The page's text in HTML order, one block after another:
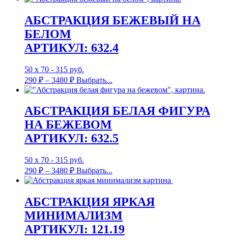
АБСТРАКЦИЯ БЕЖЕВЫЙ НА
БЕЛОМ
АРТИКУЛ: 632.4
50 х 70 - 315 руб.
290 ₽ – 3480 ₽ Выбрать...
АБСТРАКЦИЯ БЕЛАЯ ФИГУРА
НА БЕЖЕВОМ
АРТИКУЛ: 632.5
50 х 70 - 315 руб.
290 ₽ – 3480 ₽ Выбрать...
АБСТРАКЦИЯ ЯРКАЯ
МИНИМАЛИЗМ
АРТИКУЛ: 121.19